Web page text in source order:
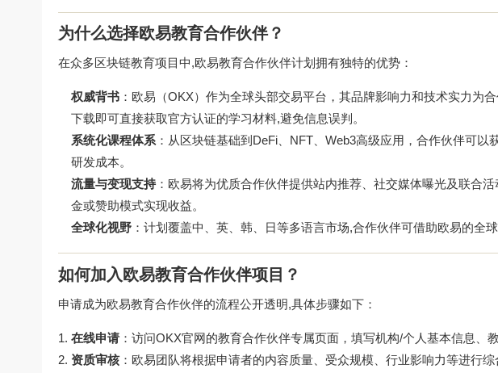
为什么选择欧易教育合作伙伴？
在众多区块链教育项目中,欧易教育合作伙伴计划拥有独特的优势：
权威背书 ：欧易（OKX）作为全球头部交易平台，其品牌影响力和技术实力为
下载即可直接获取官方认证的学习材料,避免信息误判。
系统化课程体系 ：从区块链基础到DeFi、NFT、Web3高级应用，合作伙伴可
研发成本。
流量与变现支持：欧易将为优质合作伙伴提供站内推荐、社交媒体曝光及联合
金或赞助模式实现收益。
全球化视野 ：计划覆盖中、英、韩、日等多语言市场,合作伙伴可借助欧易的全
如何加入欧易教育合作伙伴项目？
申请成为欧易教育合作伙伴的流程公开透明,具体步骤如下：
在线申请 ：访问OKX官网的教育合作伙伴专属页面，填写机构/个人基本信息、
资质审核：欧易团队将根据申请者的内容质量、受众规模、行业影响力等进行综